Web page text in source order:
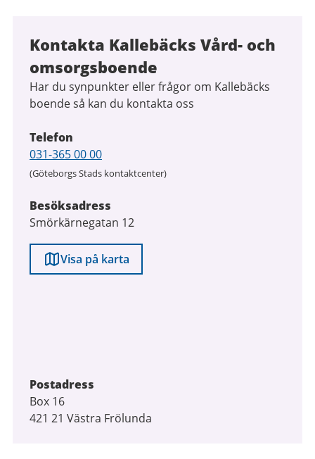
Kontakta Kallebäcks Vård- och
omsorgsboende
Har du synpunkter eller frågor om Kallebäcks
boende så kan du kontakta oss
Telefon
Telefon
031-365 00 00
(Göteborgs Stads kontaktcenter)
Besöksadress
Smörkärnegatan 12
Visa på karta
Postadress
Box 16
421 21 Västra Frölunda